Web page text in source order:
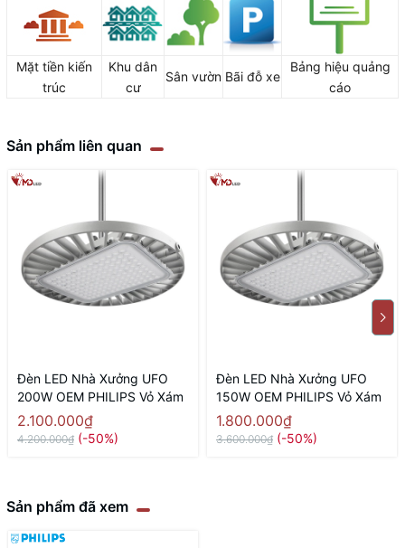
Mặt tiền kiến
trúc
Khu dân
cư
Sân vườn Bãi đỗ xe
Bảng hiệu quảng
cáo
Sản phẩm liên quan
Đèn LED Nhà Xưởng UFO
200W OEM PHILIPS Vỏ Xám
2.100.000₫
4.200.000₫ (-50%)
Đèn LED Nhà Xưởng UFO
150W OEM PHILIPS Vỏ Xám
1.800.000₫
3.600.000₫ (-50%)
Sản phẩm đã xem